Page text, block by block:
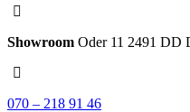
Showroom Oder 11 2491 DD
070 – 218 91 46